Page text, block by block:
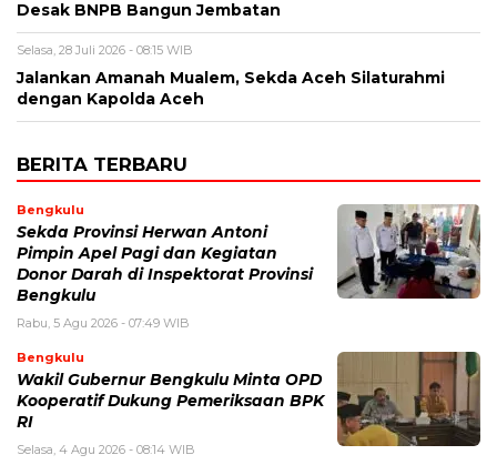
Desak BNPB Bangun Jembatan
Selasa, 28 Juli 2026 - 08:15 WIB
Jalankan Amanah Mualem, Sekda Aceh Silaturahmi
dengan Kapolda Aceh
BERITA TERBARU
Bengkulu
Sekda Provinsi Herwan Antoni
Pimpin Apel Pagi dan Kegiatan
Donor Darah di Inspektorat Provinsi
Bengkulu
Rabu, 5 Agu 2026 - 07:49 WIB
Bengkulu
Wakil Gubernur Bengkulu Minta OPD
Kooperatif Dukung Pemeriksaan BPK
RI
Selasa, 4 Agu 2026 - 08:14 WIB